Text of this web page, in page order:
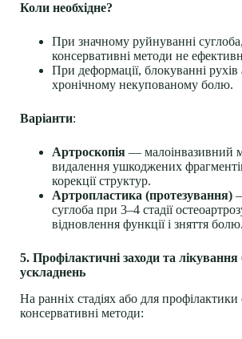
Коли необхідне?
При значному руйнуванні
консервативні методи не
При деформації, блокуванні рухів
хронічному некупованому болю.
Варіанти:
Артроскопія — малоінвазивний
видалення ушкоджених
корекції структур.
Артропластика (протезування)
суглоба при 3–4 стадії
відновлення функції і зняття болю.
5. Профілактичні заходи та лікування
ускладнень
На ранніх стадіях або для
консервативні методи: